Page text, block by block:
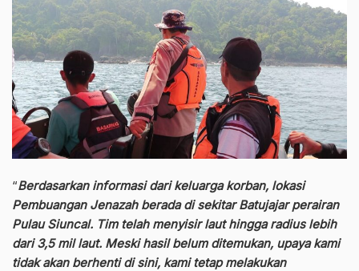
“Berdasarkan informasi dari keluarga korban, lokasi
Pembuangan Jenazah berada di sekitar Batujajar perairan
Pulau Siuncal. Tim telah menyisir laut hingga radius lebih
dari 3,5 mil laut. Meski hasil belum ditemukan, upaya kami
tidak akan berhenti di sini, kami tetap melakukan